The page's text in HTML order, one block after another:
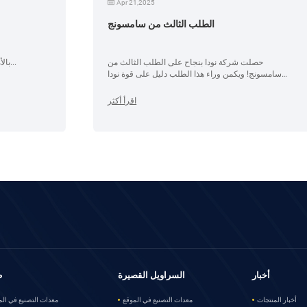
الطلب الثالث من سامسونج
حصلت شركة نودا بنجاح على الطلب الثالث من
سامسونج! ويكمن وراء هذا الطلب دليل على قوة نودا
معدات التصنيع في
السراويل القصيرة
معدات التصنيع في الموقع
أخبار
أخبار المنتجات